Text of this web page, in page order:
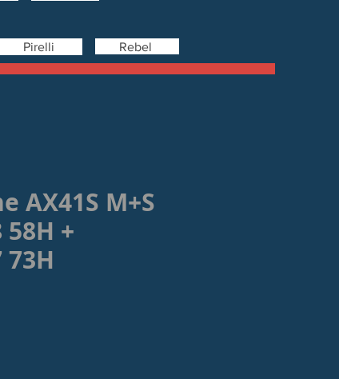
Pirelli Rebel
AX41S M+S
58H +
73H